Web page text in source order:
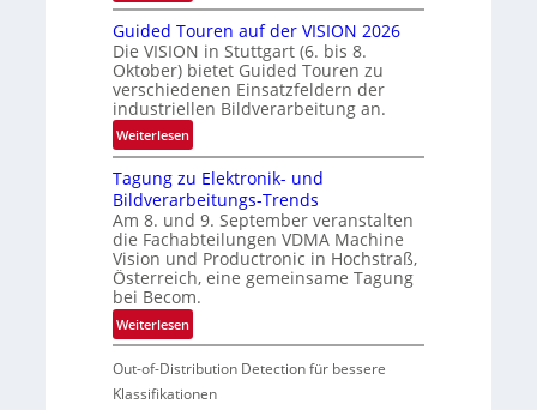
z
t
e
M
ö
g
l
i
c
h
k
e
i
t
e
R
ü
c
k
k
e
h
d
e
r
i
n
V
I
S
I
O
Guided Touren auf der VISION 2026
Die VISION in Stuttgart (6. bis 8.
Oktober) bietet Guided Touren zu
verschiedenen Einsatzfeldern der
industriellen Bildverarbeitung an.
Weiterlesen:
G
u
i
d
e
d
T
o
u
r
Tagung zu Elektronik- und
Bildverarbeitungs-Trends
Am 8. und 9. September veranstalten
die Fachabteilungen VDMA Machine
Vision und Productronic in Hochstraß,
Österreich, eine gemeinsame Tagung
bei Becom.
Weiterlesen:
T
a
g
Out-of-Distribution Detection für bessere
Klassifikationen